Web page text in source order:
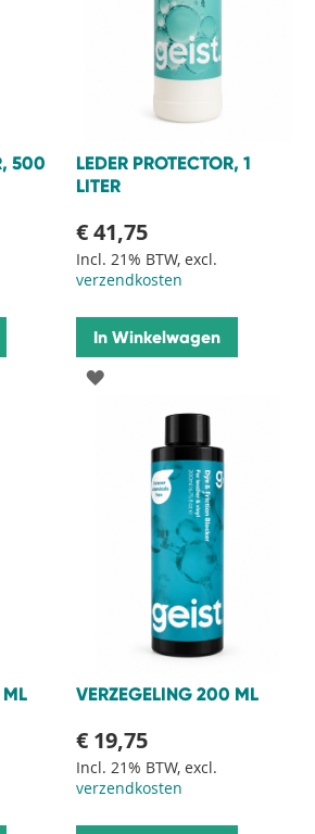
500
LEDER PROTECTOR, 1
LITER
€ 41,75
Incl. 21% BTW, excl.
verzendkosten
In Winkelwagen
VOEG
VERLANGLIJST
VERZEGELING 200 ML
€ 19,75
Incl. 21% BTW, excl.
verzendkosten